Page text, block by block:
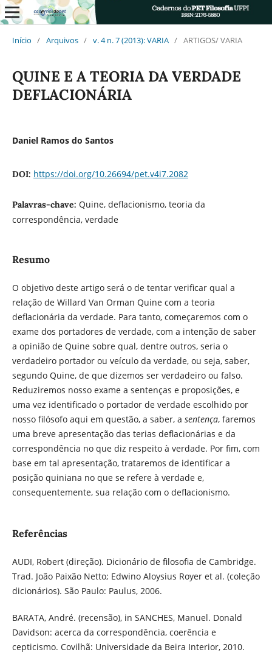
Início / Arquivos / v. 4 n. 7 (2013): VARIA / ARTIGOS/ VARIA
QUINE E A TEORIA DA VERDADE
DEFLACIONÁRIA
Daniel Ramos do Santos
DOI: https://doi.org/10.26694/pet.v4i7.2082
Palavras-chave: Quine, deflacionismo, teoria da
correspondência, verdade
Resumo
O objetivo deste artigo será o de tentar verificar qual a
relação de Willard Van Orman Quine com a teoria
deflacionária da verdade. Para tanto, começaremos com o
exame dos portadores de verdade, com a intenção de saber
a opinião de Quine sobre qual, dentre outros, seria o
verdadeiro portador ou veículo da verdade, ou seja, saber,
segundo Quine, de que dizemos ser verdadeiro ou falso.
Reduziremos nosso exame a sentenças e proposições, e
uma vez identificado o portador de verdade escolhido por
nosso filósofo aqui em questão, a saber, a sentença, faremos
uma breve apresentação das terias deflacionárias e da
correspondência no que diz respeito à verdade. Por fim, com
base em tal apresentação, trataremos de identificar a
posição quiniana no que se refere à verdade e,
consequentemente, sua relação com o deflacionismo.
Referências
AUDI, Robert (direção). Dicionário de filosofia de Cambridge.
Trad. João Paixão Netto; Edwino Aloysius Royer et al. (coleção
dicionários). São Paulo: Paulus, 2006.
BARATA, André. (recensão), in SANCHES, Manuel. Donald
Davidson: acerca da correspondência, coerência e
cepticismo. Covilhã: Universidade da Beira Interior, 2010.